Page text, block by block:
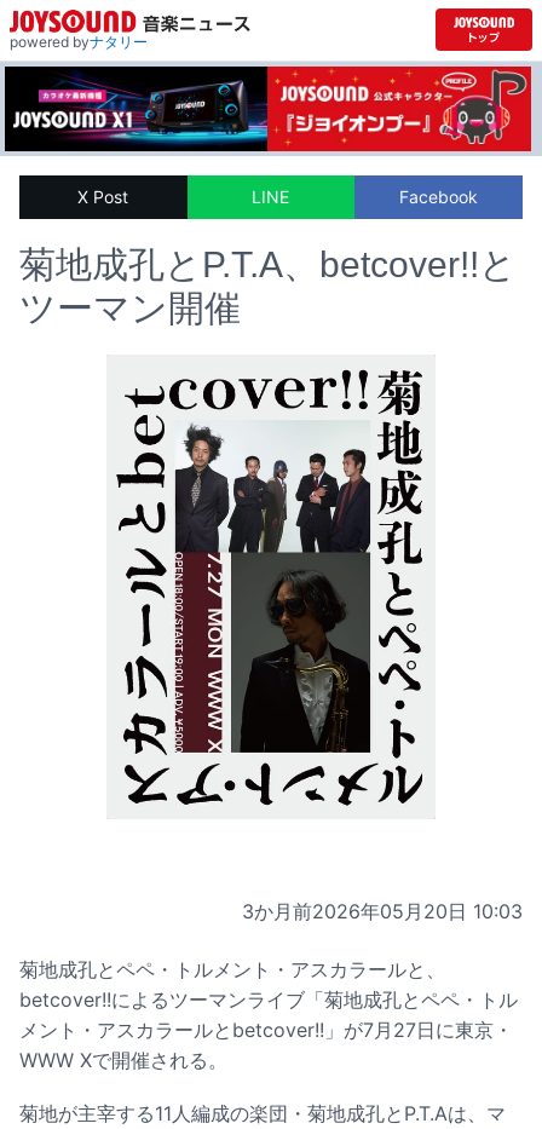
powered byナタリー
X Post LINE Facebook
菊地成孔とP.T.A、betcover!!と
ツーマン開催
3か月前2026年05月20日 10:03
菊地成孔とペペ・トルメント・アスカラールと、
betcover!!によるツーマンライブ「菊地成孔とペペ・トル
メント・アスカラールとbetcover!!」が7月27日に東京・
WWW Xで開催される。
菊地が主宰する11人編成の楽団・菊地成孔とP.T.Aは、マ